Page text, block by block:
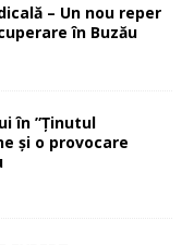
– Un nou reper
în Buzău
în ”Ținutul
și o provocare